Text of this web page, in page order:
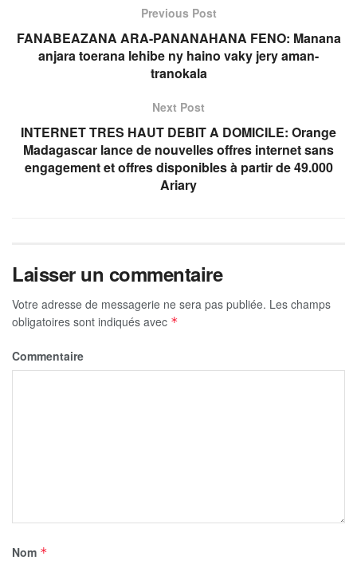
Previous Post
FANABEAZANA ARA-PANANAHANA FENO: Manana
anjara toerana lehibe ny haino vaky jery aman-
tranokala
Next Post
INTERNET TRES HAUT DEBIT A DOMICILE: Orange
Madagascar lance de nouvelles offres internet sans
engagement et offres disponibles à partir de 49.000
Ariary
Laisser un commentaire
Votre adresse de messagerie ne sera pas publiée. Les champs
obligatoires sont indiqués avec *
Commentaire
Nom *